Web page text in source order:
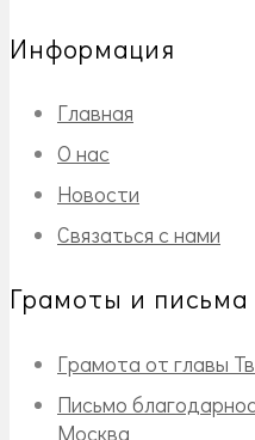
Информация
Главная
О нас
Новости
Связаться с нами
Грамоты и письма
Грамота от главы
Письмо
Москва